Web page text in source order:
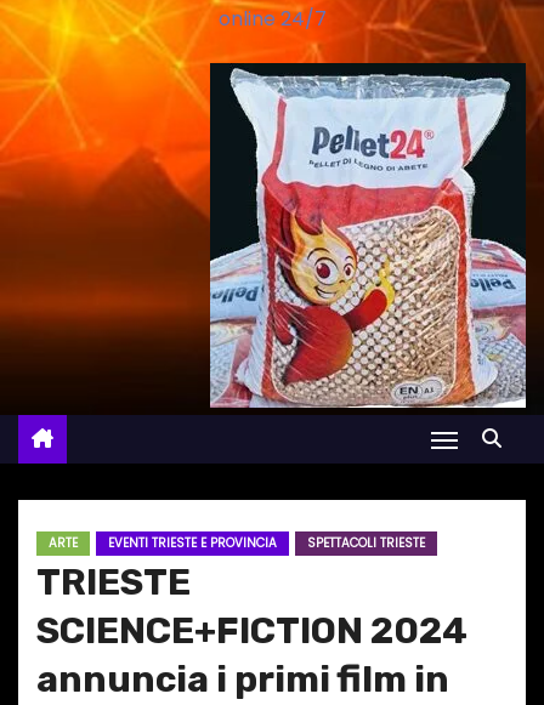
online 24/7
ARTE EVENTI TRIESTE E PROVINCIA SPETTACOLI TRIESTE
TRIESTE
SCIENCE+FICTION 2024
annuncia i primi film in